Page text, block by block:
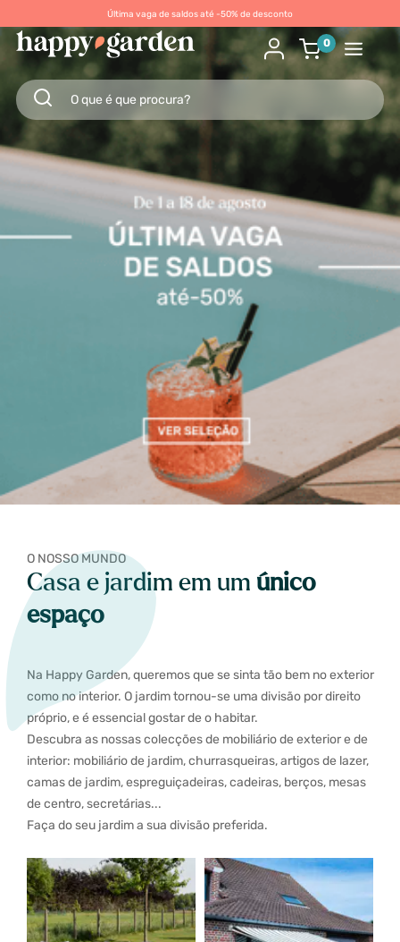
Última vaga de saldos até -50% de desconto
0
O NOSSO MUNDO
Casa e jardim em um único
espaço
Na Happy Garden, queremos que se sinta tão bem no exterior
como no interior. O jardim tornou-se uma divisão por direito
próprio, e é essencial gostar de o habitar.
Descubra as nossas colecções de mobiliário de exterior e de
interior: mobiliário de jardim, churrasqueiras, artigos de lazer,
camas de jardim, espreguiçadeiras, cadeiras, berços, mesas
de centro, secretárias...
Faça do seu jardim a sua divisão preferida.